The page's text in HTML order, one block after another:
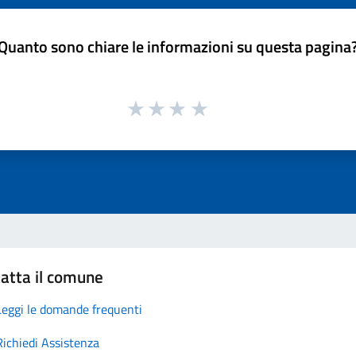
sono chiare le informazioni su questa
il comune
le domande frequenti
Assistenza